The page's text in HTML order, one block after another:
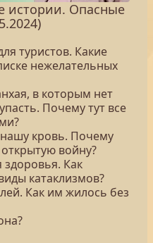
истории. Опасные
туристов. Какие
нежелательных
в которым нет
Почему тут все
кровь. Почему
войну?
здоровья. Как
катаклизмов?
Как им жилось без